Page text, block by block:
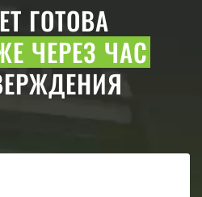
ГОТОВА
ЧЕРЕЗ ЧАС